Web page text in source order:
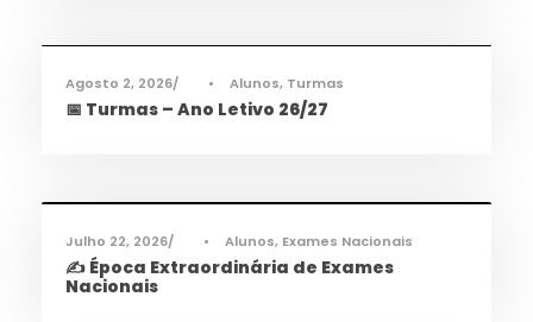
Agosto 2, 2026 • Alunos, Turmas
📅 Turmas – Ano Letivo 26/27
Julho 22, 2026 • Alunos, Exames Nacionais
✍️ Época Extraordinária de Exames
Nacionais